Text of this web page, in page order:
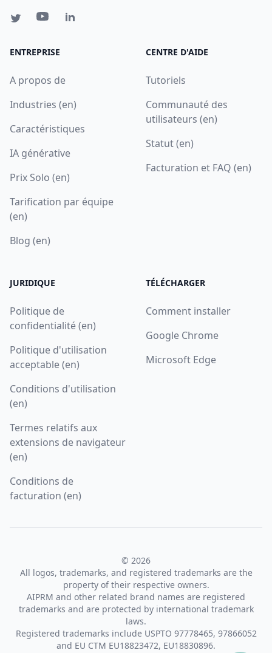
ENTREPRISE
A propos de
Industries (en)
Caractéristiques
IA générative
Prix Solo (en)
Tarification par équipe
(en)
Blog (en)
CENTRE D'AIDE
Tutoriels
Communauté des
utilisateurs (en)
Statut (en)
Facturation et FAQ (en)
JURIDIQUE
Politique de
confidentialité (en)
Politique d'utilisation
acceptable (en)
Conditions d'utilisation
(en)
Termes relatifs aux
extensions de navigateur
(en)
Conditions de
facturation (en)
TÉLÉCHARGER
Comment installer
Google Chrome
Microsoft Edge
© 2026
All logos, trademarks, and registered trademarks are the
property of their respective owners.
AIPRM and other related brand names are registered
trademarks and are protected by international trademark
laws.
Registered trademarks include USPTO 97778465, 97866052
and EU CTM EU18823472, EU18830896.